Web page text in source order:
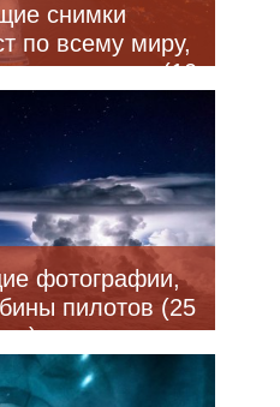
снимки
по всему миру,
дронов (10
фотографии,
пилотов (25